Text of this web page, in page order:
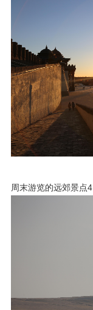
周末游览的远郊景点4